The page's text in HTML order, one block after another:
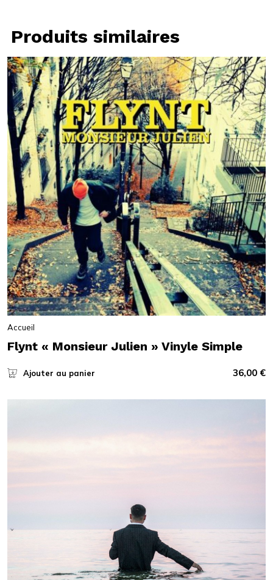
Produits similaires
Accueil
Flynt « Monsieur Julien » Vinyle Simple
Ajouter au panier 36,00 €